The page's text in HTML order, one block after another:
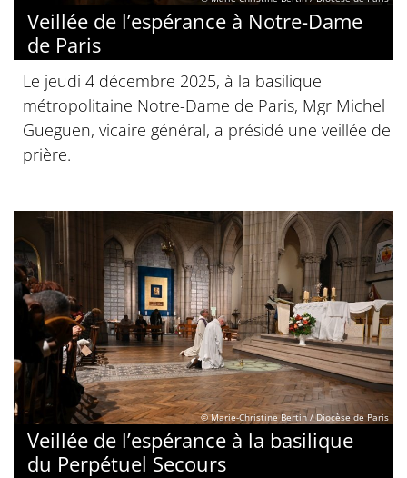
Veillée de l’espérance à Notre-Dame
de Paris
Le jeudi 4 décembre 2025, à la basilique
métropolitaine Notre-Dame de Paris, Mgr Michel
Gueguen, vicaire général, a présidé une veillée de
prière.
© Marie-Christine Bertin / Diocèse de Paris
Veillée de l’espérance à la basilique
du Perpétuel Secours